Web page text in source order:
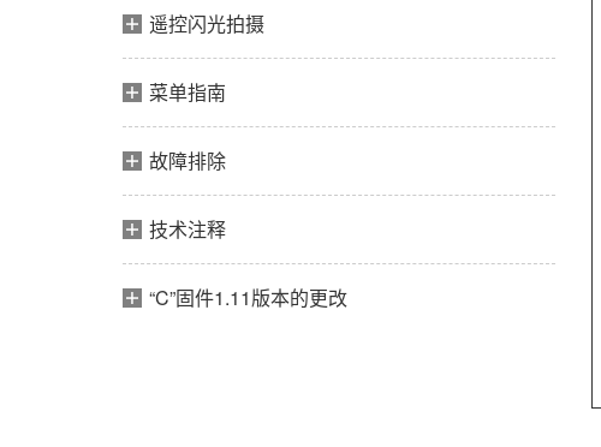
遥控闪光拍摄
菜单指南
故障排除
技术注释
“C”固件1.11版本的更改